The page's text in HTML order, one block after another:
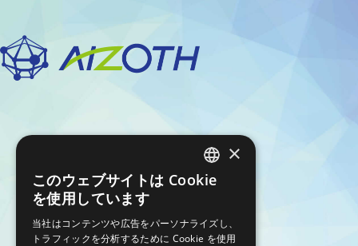
プライバシーポリシー
セキュリティ
特商法に基づく表示
JAPANESE
×
このウェブサイトは Cookie
を使用しています
当社はコンテンツや広告をパーソナライズし、
トラフィックを分析するために Cookie を使用